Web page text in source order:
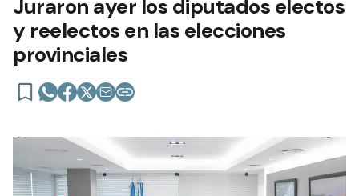
Juraron ayer los diputados electos
y reelectos en las elecciones
provinciales